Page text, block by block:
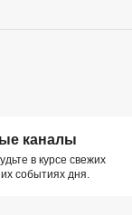
каналы
в курсе свежих
событиях дня.